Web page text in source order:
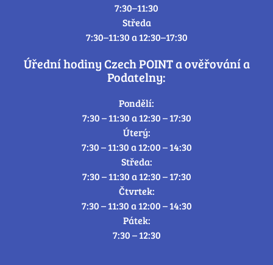
7:30–11:30
Středa
7:30–11:30 a 12:30–17:30
Úřední hodiny Czech POINT a ověřování a
Podatelny:
Pondělí:
7:30 – 11:30 a 12:30 – 17:30
Úterý:
7:30 – 11:30 a 12:00 – 14:30
Středa:
7:30 – 11:30 a 12:30 – 17:30
Čtvrtek:
7:30 – 11:30 a 12:00 – 14:30
Pátek:
7:30 – 12:30